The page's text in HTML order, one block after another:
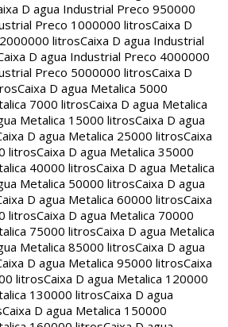
D agua Industrial Preco 950000
Preco 1000000 litrosCaixa D
litrosCaixa D agua Industrial
D agua Industrial Preco 4000000
Preco 5000000 litrosCaixa D
Caixa D agua Metalica 5000
7000 litrosCaixa D agua Metalica
Metalica 15000 litrosCaixa D agua
D agua Metalica 25000 litrosCaixa
litrosCaixa D agua Metalica 35000
40000 litrosCaixa D agua Metalica
Metalica 50000 litrosCaixa D agua
D agua Metalica 60000 litrosCaixa
litrosCaixa D agua Metalica 70000
75000 litrosCaixa D agua Metalica
Metalica 85000 litrosCaixa D agua
D agua Metalica 95000 litrosCaixa
litrosCaixa D agua Metalica 120000
130000 litrosCaixa D agua
Caixa D agua Metalica 150000